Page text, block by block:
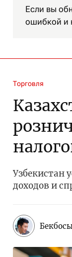
Если вы
ошибкой и
Торговля
Узбекистан
доходов и